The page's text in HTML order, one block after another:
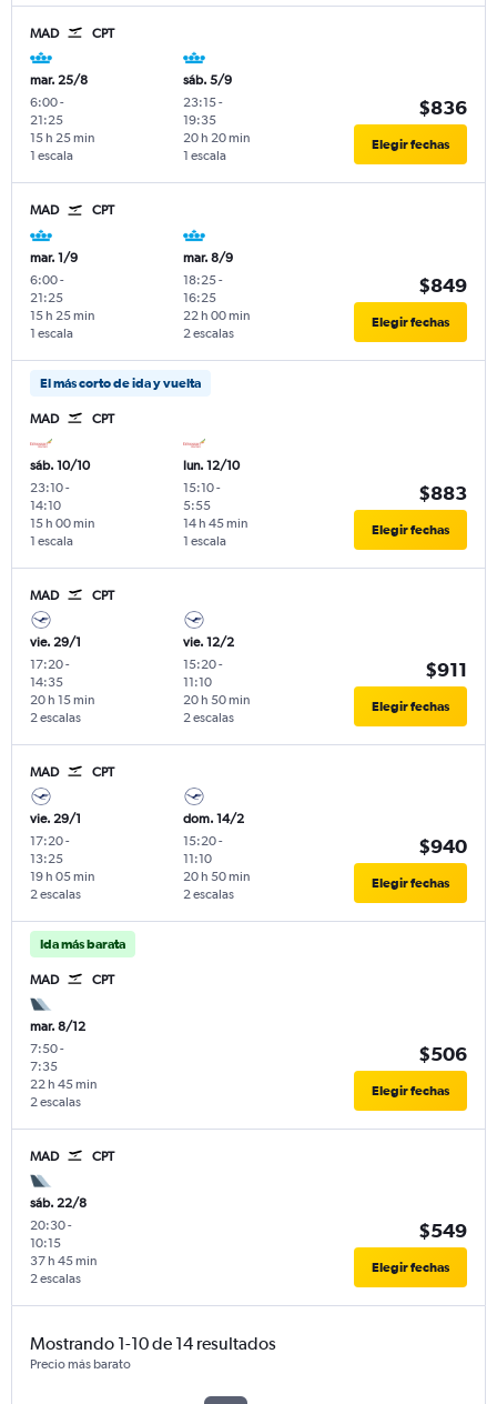
MAD CPT
mar. 25/8
6:00-
21:25
1 escala
15 h 25 min
sáb. 5/9
23:15-
19:35
1 escala
20 h 20 min
$836
Elegir fechas
MAD CPT
mar. 1/9
6:00-
21:25
1 escala
15 h 25 min
mar. 8/9
18:25-
16:25
2 escalas
22 h 00 min
$849
Elegir fechas
El más corto de ida y vuelta
MAD CPT
sáb. 10/10
23:10-
14:10
1 escala
15 h 00 min
lun. 12/10
15:10-
5:55
1 escala
14 h 45 min
$883
Elegir fechas
MAD CPT
vie. 29/1
17:20-
14:35
2 escalas
20 h 15 min
vie. 12/2
15:20-
11:10
2 escalas
20 h 50 min
$911
Elegir fechas
MAD CPT
vie. 29/1
17:20-
13:25
2 escalas
19 h 05 min
dom. 14/2
15:20-
11:10
2 escalas
20 h 50 min
$940
Elegir fechas
Ida más barata
MAD CPT
mar. 8/12
7:50-
7:35
2 escalas
22 h 45 min
$506
Elegir fechas
MAD CPT
sáb. 22/8
20:30-
10:15
2 escalas
37 h 45 min
$549
Elegir fechas
Mostrando 1-10 de 14 resultados
Precio más barato